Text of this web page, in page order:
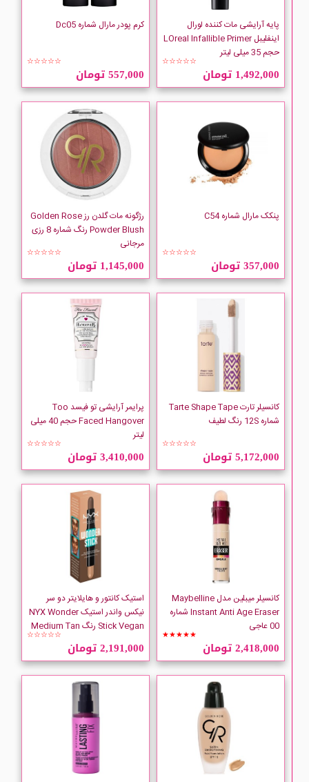
Callista
CHALLENGE
Classics
Collistar
COVERMARK
DEBORAH
deep romance
DIADERMINE
Dior
DOTINI
elf
Estee-Lauder
FENTY BEAUTY
GARNIER
Golden Rose
HANTIN
HUDA BEAUTY
INLAY
ISADORA
JUTE
KIKO Milano
LANCOME
پایه آرایشی مات کننده لورال
اینفلیبل LOreal Infallible Primer
حجم 35 میلی لیتر
☆☆☆☆☆
1,492,000 تومان
کرم پودر مارال شماره Dc05
☆☆☆☆☆
557,000 تومان
پنکک مارال شماره C54
☆☆☆☆☆
357,000 تومان
رژگونه مات گلدن رز Golden Rose
Powder Blush رنگ شماره 8 رزی
مرجانی
☆☆☆☆☆
1,145,000 تومان
کانسیلر تارت Tarte Shape Tape
شماره 12S رنگ لطیف
☆☆☆☆☆
5,172,000 تومان
پرایمر آرایشی تو فیسد Too
Faced Hangover حجم 40 میلی
لیتر
☆☆☆☆☆
3,410,000 تومان
کانسیلر میبلین مدل Maybelline
Instant Anti Age Eraser شماره
00 عاجی
★★★★★
2,418,000 تومان
استیک کانتور و هایلایتر دو سر
نیکس واندر استیک NYX Wonder
Stick Vegan رنگ Medium Tan
☆☆☆☆☆
2,191,000 تومان